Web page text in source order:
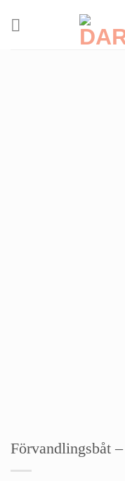
Förvandlingsbåt